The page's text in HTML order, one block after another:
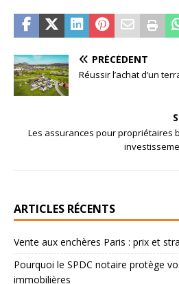
PRÉCÉDENT
Réussir l’achat d’un
Les assurances pour propriétaires
ARTICLES RÉCENTS
Vente aux enchères Paris : prix et
Pourquoi le SPDC notaire protège
immobilières